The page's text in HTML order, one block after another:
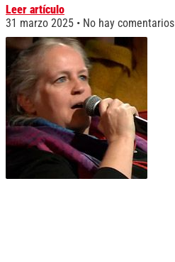
Leer artículo
31 marzo 2025
No hay comentarios